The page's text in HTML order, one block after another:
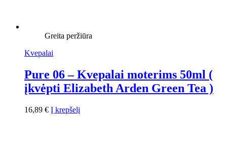
Greita peržiūra
Kvepalai
Pure 06 – Kvepalai moterims 50ml (
įkvėpti Elizabeth Arden Green Tea )
16,89 € Į krepšelį